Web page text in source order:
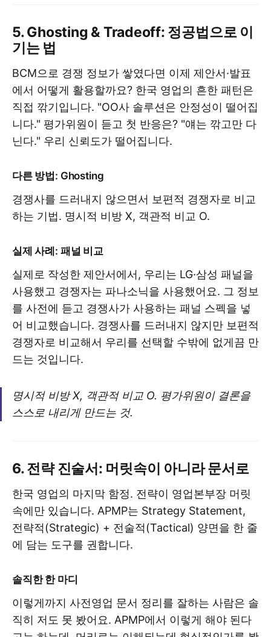
5. Ghosting & Tradeoff: 정공법으로 이
기는 법
BCM으로 경쟁 정보가 쌓였다면 이제 제안서·발표
에서 어떻게 활용할까요? 한국 영업의 흔한 패턴은
직접 깎기입니다. "OO사 솔루션은 안정성이 떨어집
니다." 평가위원이 듣고 첫 반응은? "얘는 깎고만 다
닌다." 우리 신뢰도가 떨어집니다.
다른 방법: Ghosting
경쟁사를 드러내지 않으면서 보편적 경쟁자로 비교
하는 기법. 명시적 비방 X, 객관적 비교 O.
실제 사례: 패널 비교
실제로 작성한 제안서에서, 우리는 LG·삼성 패널을
사용했고 경쟁자는 파나소닉을 사용했어요. 그 정보
를 사전에 듣고 경쟁사가 사용하는 패널 스펙을 넣
어 비교했습니다. 경쟁사를 드러내지 않지만 보편적
경쟁자로 비교해서 우리를 선택할 수밖에 없게끔 만
드는 것입니다.
명시적 비방 X, 객관적 비교 O. 평가위원이 결론을
스스로 내리게 만드는 것.
6. 전략 진술서: 머릿속이 아니라 문서로
한국 영업의 마지막 함정. 전략이 영업본부장 머릿
속에만 있습니다. APMP는 Strategy Statement,
전략적(Strategic) + 전술적(Tactical) 양면을 한 줄
에 담는 도구를 권합니다.
솔직한 한 마디
이렇게까지 사전영업 문서 정리를 잘하는 사람은 솔
직히 저도 못 봤어요. APMP에서 이렇게 해야 된다